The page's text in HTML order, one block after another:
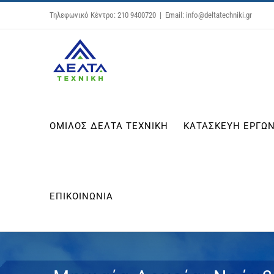
Τηλεφωνικό Κέντρο: 210 9400720 | Email: info@deltatechniki.gr
ΟΜΙΛΟΣ ΔΕΛΤΑ ΤΕΧΝΙΚΗ ΚΑΤΑΣΚΕΥΗ ΕΡΓΩΝ
ΕΠΙΚΟΙΝΩΝΙΑ